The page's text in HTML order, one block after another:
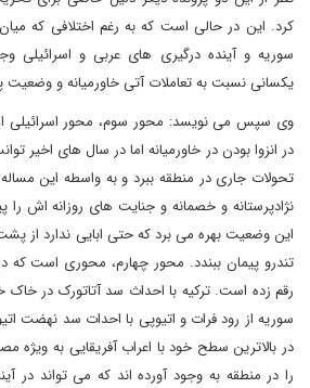
کرد. این در حالی است که به رغم اختلافی که
سوریه و آینده درگیری های عربی و اسرائیلی
یکسانی نسبت به تعاملات آتی خاورمیانه و وضعیت
وی سپس می نویسد: محور سوم، محور اسرائیلی
در انزوا بودن در خاورمیانه اما در سال های اخیر
تحولات جاری در منطقه ببرد و به واسطه این
نژادپرستانه و خصمانه و جنایت های روزانه اش را
این وضعیت بهره می برد که حتی ابایی ندارد از
تندرو پیمان ببندد. محور چهارم، محوری است
رقم زده است. ترکیه با احداث سد آتاتورک در
سوریه از رود فرات و اتیوپی با احدات سد نهضت
در بالاترین سطح خود با اعراب آفریقایی به
را در منطقه به وجود آورده اند که می تواند در